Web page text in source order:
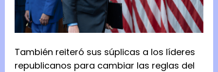
También reiteró sus súplicas a los líderes
republicanos para cambiar las reglas del